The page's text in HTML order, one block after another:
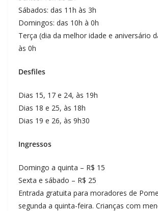
Sábados: das 11h às 3h
Domingos: das 10h à 0h
Terça (dia da melhor idade e aniversário
às 0h
Desfiles
Dias 15, 17 e 24, às 19h
Dias 18 e 25, às 18h
Dias 19 e 26, às 9h30
Ingressos
Domingo a quinta – R$ 15
Sexta e sábado – R$ 25
Entrada gratuita para moradores de
segunda a quinta-feira. Crianças com